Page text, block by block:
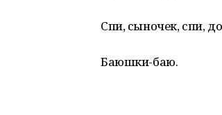
Спи, сыночек, спи,
Баюшки-баю.